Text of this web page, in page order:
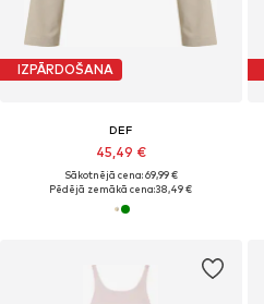
IZPĀRDOŠANA
DEF
45,49 €
Sākotnējā cena: 69,99 €
Pēdējā zemākā cena:38,49 €